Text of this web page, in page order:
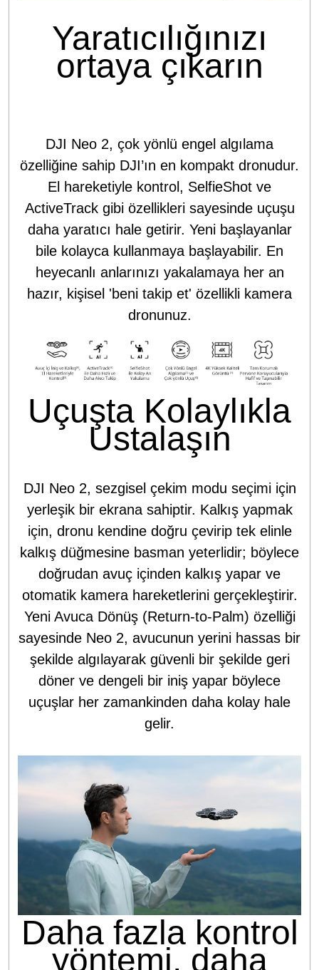
Yaratıcılığınızı
ortaya çıkarın
DJI Neo 2, çok yönlü engel algılama
özelliğine sahip DJI’ın en kompakt dronudur.
El hareketiyle kontrol, SelfieShot ve
ActiveTrack gibi özellikleri sayesinde uçuşu
daha yaratıcı hale getirir. Yeni başlayanlar
bile kolayca kullanmaya başlayabilir. En
heyecanlı anlarınızı yakalamaya her an
hazır, kişisel 'beni takip et' özellikli kamera
dronunuz.
Uçuşta Kolaylıkla
Ustalaşın
DJI Neo 2, sezgisel çekim modu seçimi için
yerleşik bir ekrana sahiptir. Kalkış yapmak
için, dronu kendine doğru çevirip tek elinle
kalkış düğmesine basman yeterlidir; böylece
doğrudan avuç içinden kalkış yapar ve
otomatik kamera hareketlerini gerçekleştirir.
Yeni Avuca Dönüş (Return-to-Palm) özelliği
sayesinde Neo 2, avucunun yerini hassas bir
şekilde algılayarak güvenli bir şekilde geri
döner ve dengeli bir iniş yapar böylece
uçuşlar her zamankinden daha kolay hale
gelir.
Daha fazla kontrol
yöntemi, daha